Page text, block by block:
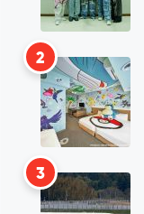
2
3